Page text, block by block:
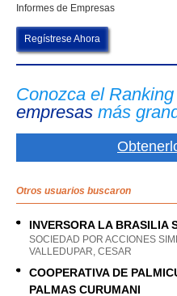
Informes de Empresas
Regístrese Ahora
Conozca el
empresas más
Otros usuarios buscaron
INVERSORA LA BRASILIA
SOCIEDAD POR ACCIONES
VALLEDUPAR, CESAR
COOPERATIVA DE
PALMAS CURUMANI